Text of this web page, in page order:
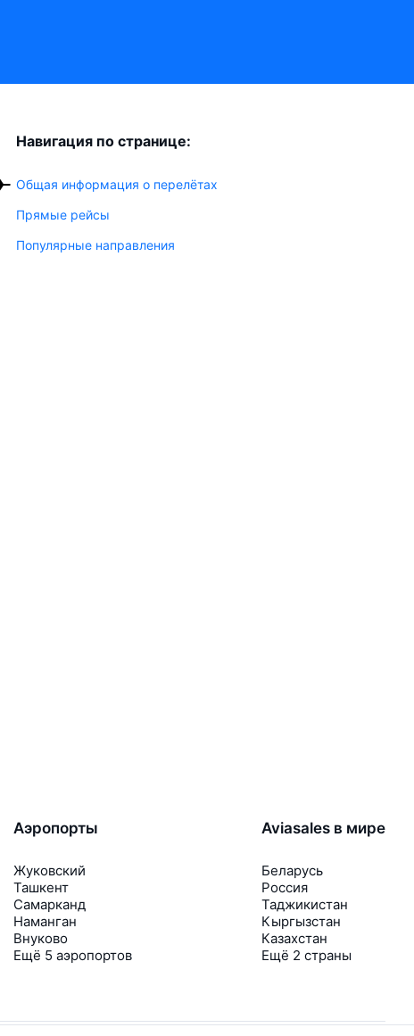
Навигация по странице:
Общая информация о перелётах
Прямые рейсы
Популярные направления
Аэропорты
Жуковский
Ташкент
Самарканд
Наманган
Внуково
Ещё 5 аэропортов
Aviasales в мире
Беларусь
Россия
Таджикистан
Кыргызстан
Казахстан
Ещё 2 страны